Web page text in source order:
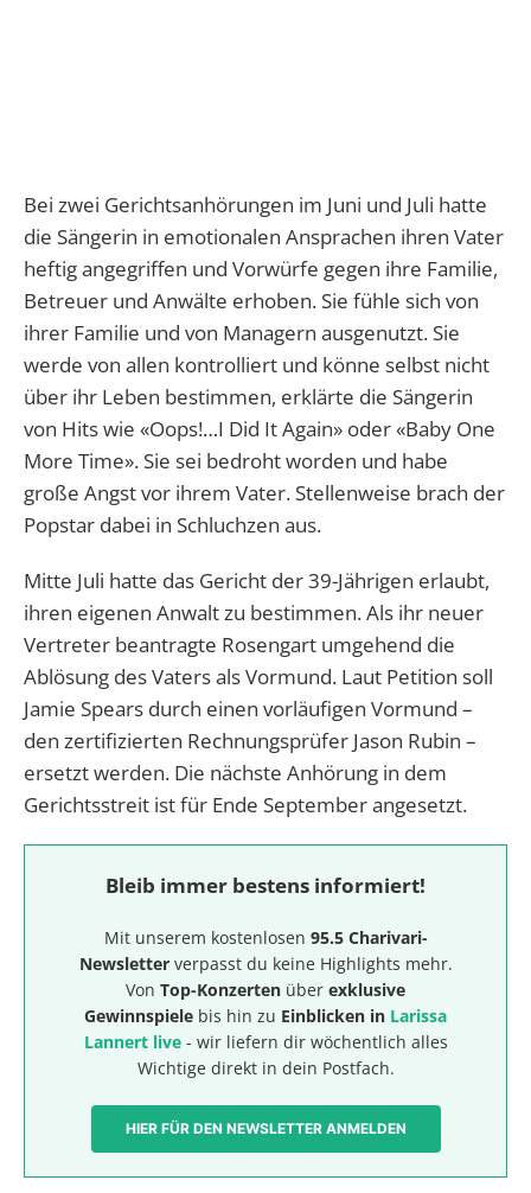
Bei zwei Gerichtsanhörungen im Juni und Juli hatte
die Sängerin in emotionalen Ansprachen ihren Vater
heftig angegriffen und Vorwürfe gegen ihre Familie,
Betreuer und Anwälte erhoben. Sie fühle sich von
ihrer Familie und von Managern ausgenutzt. Sie
werde von allen kontrolliert und könne selbst nicht
über ihr Leben bestimmen, erklärte die Sängerin
von Hits wie «Oops!…I Did It Again» oder «Baby One
More Time». Sie sei bedroht worden und habe
große Angst vor ihrem Vater. Stellenweise brach der
Popstar dabei in Schluchzen aus.
Mitte Juli hatte das Gericht der 39-Jährigen erlaubt,
ihren eigenen Anwalt zu bestimmen. Als ihr neuer
Vertreter beantragte Rosengart umgehend die
Ablösung des Vaters als Vormund. Laut Petition soll
Jamie Spears durch einen vorläufigen Vormund –
den zertifizierten Rechnungsprüfer Jason Rubin –
ersetzt werden. Die nächste Anhörung in dem
Gerichtsstreit ist für Ende September angesetzt.
Bleib immer bestens informiert!
Mit unserem kostenlosen 95.5 Charivari-
Newsletterverpasst du keine Highlights mehr.
Von Top-Konzerten über exklusive
Gewinnspiele bis hin zu Einblicken in Larissa
Lannert live- wir liefern dir wöchentlich alles
Wichtige direkt in dein Postfach.
HIER FÜR DEN NEWSLETTER ANMELDEN